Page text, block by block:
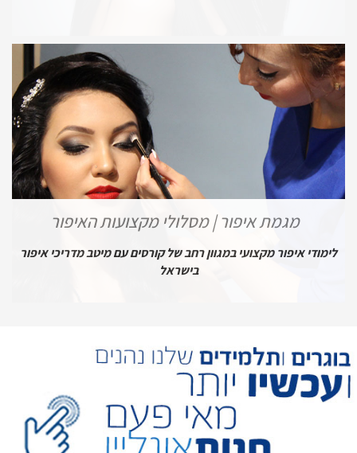
מגמת איפור | מסלולי מקצועות האיפור
לימודי איפור מקצועי במגוון רחב של קורסים עם מיטב מדריכי איפור
בישראל